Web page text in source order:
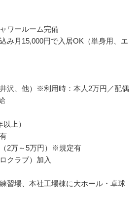
ワールーム完備
み月15,000円で入居OK（単身用、エ
沢、他）※利用時：本人2万円／配偶
上）
2万～5万円）※規定有
クラブ）加入
習場、本社工場棟に大ホール・卓球